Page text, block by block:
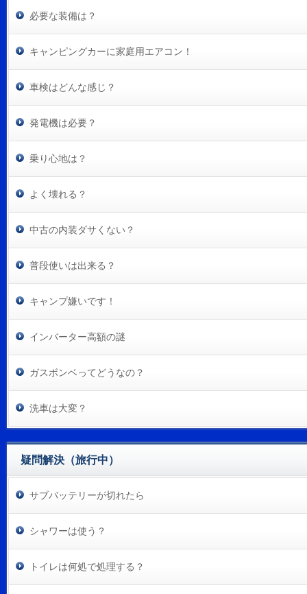
必要な装備は？
キャンピングカーに家庭用エアコン！
車検はどんな感じ？
発電機は必要？
乗り心地は？
よく壊れる？
中古の内装ダサくない？
普段使いは出来る？
キャンプ嫌いです！
インバーター高額の謎
ガスボンベってどうなの？
洗車は大変？
疑問解決（旅行中）
サブバッテリーが切れたら
シャワーは使う？
トイレは何処で処理する？